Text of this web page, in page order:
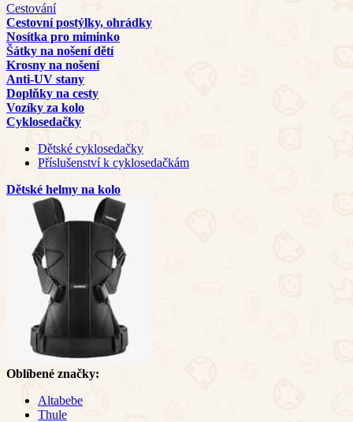
Cestování
Cestovní postýlky, ohrádky
Nosítka pro miminko
Šátky na nošení dětí
Krosny na nošení
Anti-UV stany
Doplňky na cesty
Vozíky za kolo
Cyklosedačky
Dětské cyklosedačky
Příslušenství k cyklosedačkám
Dětské helmy na kolo
Oblíbené značky:
Altabebe
Thule